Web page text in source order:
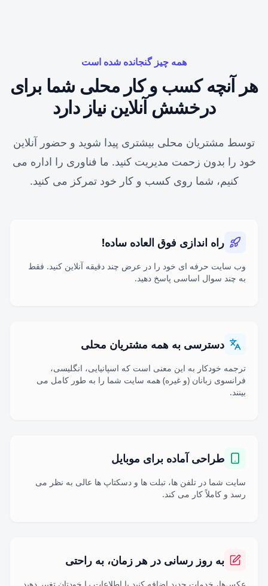
همه چیز گنجانده شده است
هر آنچه کسب و کار محلی شما برای
درخشش آنلاین نیاز دارد
توسط مشتریان محلی بیشتری پیدا شوید و حضور آنلاین
خود را بدون زحمت مدیریت کنید. ما فناوری را اداره می
کنیم، شما روی کسب و کار خود تمرکز می کنید.
راه اندازی فوق العاده ساده!
وب سایت حرفه ای خود را در عرض چند دقیقه آنلاین کنید. فقط
به چند سوال اساسی پاسخ دهید.
دسترسی به همه مشتریان محلی
ترجمه خودکار به این معنی است که اسپانیایی، انگلیسی،
فرانسوی زبانان (و غیره) همه سایت شما را به طور کامل می
بینند.
طراحی آماده برای موبایل
سایت شما در تلفن ها، تبلت ها و دسکتاپ ها عالی به نظر می
رسد و کاملاً کار می کند.
به روز رسانی در هر زمان، به راحتی
عکس‌ها، خدمات جدید اضافه کنید یا اطلاعات را خودتان تغییر دهید